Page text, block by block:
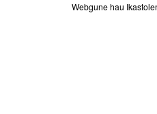
Webgune hau